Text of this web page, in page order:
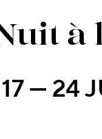
à
17 — 24